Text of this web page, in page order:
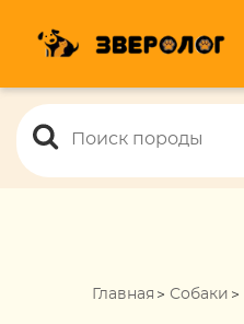
Главная Собаки